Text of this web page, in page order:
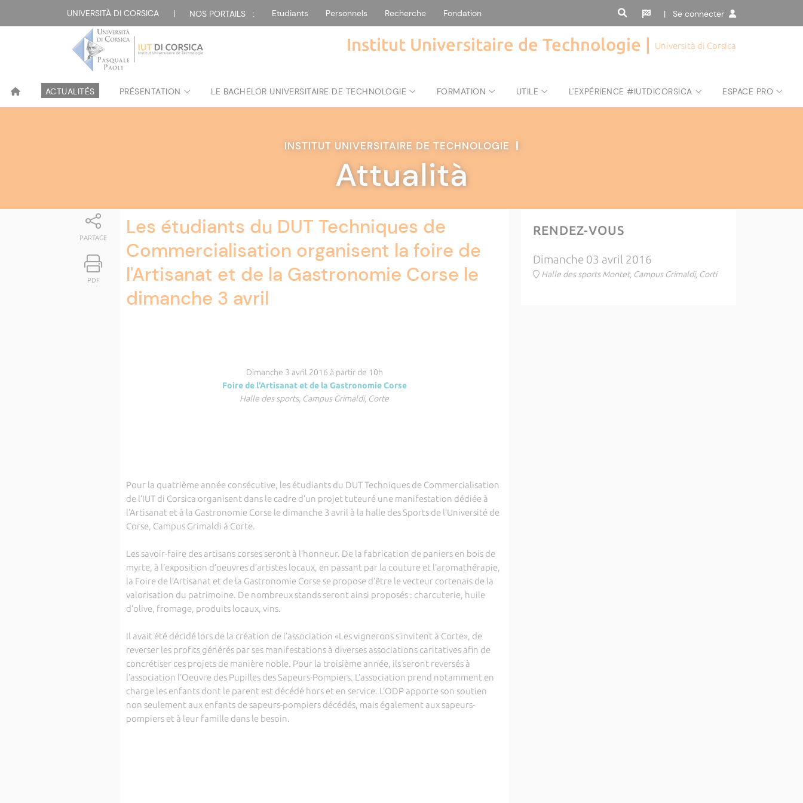
UNIVERSITÀ DI CORSICA | NOS PORTAILS : Etudiants Personnels Recherche Fondation | Se connecter
Institut Universitaire de Technologie | Università di Corsica
ACTUALITÉS PRÉSENTATION LE BACHELOR UNIVERSITAIRE DE TECHNOLOGIE FORMATION UTILE L'EXPÉRIENCE #IUTDICORSICA ESPACE PRO
INSTITUT UNIVERSITAIRE DE TECHNOLOGIE |
Attualità
PARTAGE
PDF
Les étudiants du DUT Techniques de
Commercialisation organisent la foire de
l'Artisanat et de la Gastronomie Corse le
dimanche 3 avril
Dimanche 3 avril 2016 à partir de 10h
Foire de l'Artisanat et de la Gastronomie Corse
Halle des sports, Campus Grimaldi, Corte
Pour la quatrième année consécutive, les étudiants du DUT Techniques de Commercialisation
de l’IUT di Corsica organisent dans le cadre d’un projet tuteuré une manifestation dédiée à
l’Artisanat et à la Gastronomie Corse le dimanche 3 avril à la halle des Sports de l’Université de
Corse, Campus Grimaldi à Corte.
Les savoir-faire des artisans corses seront à l’honneur. De la fabrication de paniers en bois de
myrte, à l’exposition d’oeuvres d’artistes locaux, en passant par la couture et l’aromathérapie,
la Foire de l’Artisanat et de la Gastronomie Corse se propose d’être le vecteur cortenais de la
valorisation du patrimoine. De nombreux stands seront ainsi proposés : charcuterie, huile
d’olive, fromage, produits locaux, vins.
Il avait été décidé lors de la création de l’association «Les vignerons s’invitent à Corte», de
reverser les profits générés par ses manifestations à diverses associations caritatives afin de
concrétiser ces projets de manière noble. Pour la troisième année, ils seront reversés à
l’association l’Oeuvre des Pupilles des Sapeurs-Pompiers. L’association prend notamment en
charge les enfants dont le parent est décédé hors et en service. L’ODP apporte son soutien
non seulement aux enfants de sapeurs-pompiers décédés, mais également aux sapeurs-
pompiers et à leur famille dans le besoin.
RENDEZ-VOUS
Dimanche 03 avril 2016
Halle des sports Montet, Campus Grimaldi, Corti